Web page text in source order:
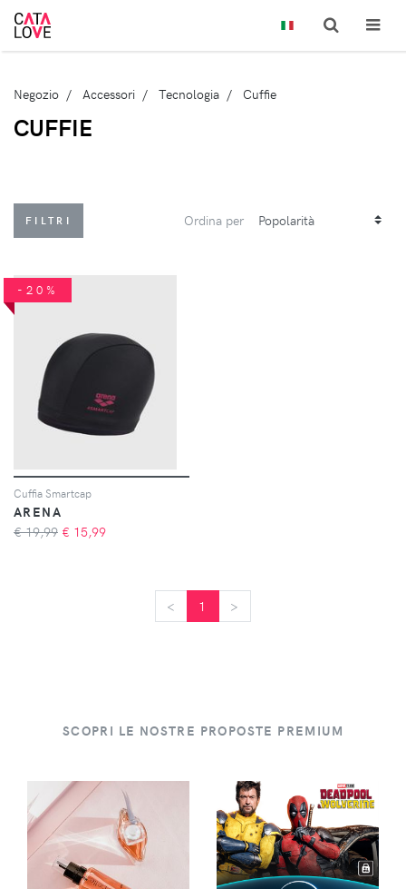
Negozio Accessori Tecnologia Cuffie
CUFFIE
FILTRI Ordina per
-20%
Cuffia Smartcap
ARENA
€ 19,99 € 15,99
< 1 >
SCOPRI LE NOSTRE PROPOSTE PREMIUM